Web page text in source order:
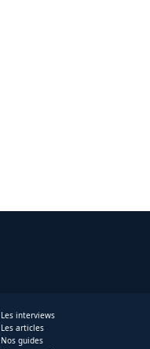
Les interviews
Les articles
Nos guides